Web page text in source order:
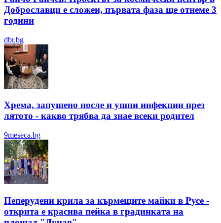
Доброславци е сложен, първата фаза ще отнеме 3
години
dbr.bg
Хрема, запушено носле и ушни инфекции през
лятотo - какво трябва да знае всеки родител
9meseca.bg
Пеперудени крила за кърмещите майки в Русе -
открита е красива пейка в градинката на